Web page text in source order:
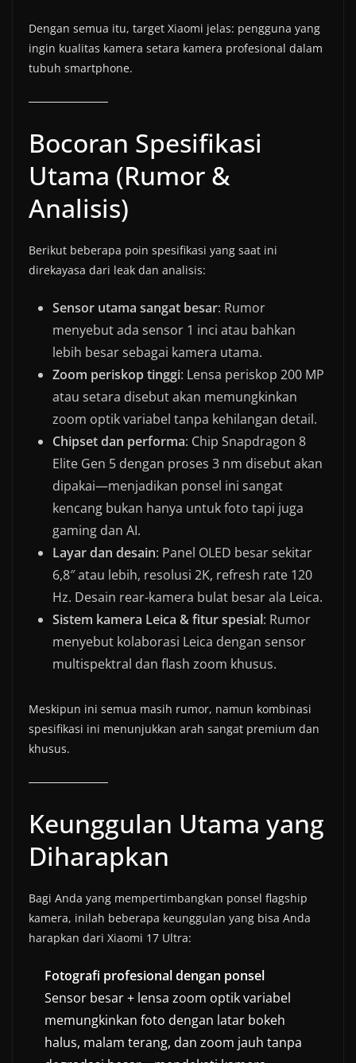
Dengan semua itu, target Xiaomi jelas: pengguna yang
ingin kualitas kamera setara kamera profesional dalam
tubuh smartphone.
Bocoran Spesifikasi
Utama (Rumor &
Analisis)
Berikut beberapa poin spesifikasi yang saat ini
direkayasa dari leak dan analisis:
Sensor utama sangat besar: Rumor
menyebut ada sensor 1 inci atau bahkan
lebih besar sebagai kamera utama.
Zoom periskop tinggi: Lensa periskop 200 MP
atau setara disebut akan memungkinkan
zoom optik variabel tanpa kehilangan detail.
Chipset dan performa: Chip Snapdragon 8
Elite Gen 5 dengan proses 3 nm disebut akan
dipakai—menjadikan ponsel ini sangat
kencang bukan hanya untuk foto tapi juga
gaming dan AI.
Layar dan desain: Panel OLED besar sekitar
6,8″ atau lebih, resolusi 2K, refresh rate 120
Hz. Desain rear-kamera bulat besar ala Leica.
Sistem kamera Leica & fitur spesial: Rumor
menyebut kolaborasi Leica dengan sensor
multispektral dan flash zoom khusus.
Meskipun ini semua masih rumor, namun kombinasi
spesifikasi ini menunjukkan arah sangat premium dan
khusus.
Keunggulan Utama yang
Diharapkan
Bagi Anda yang mempertimbangkan ponsel flagship
kamera, inilah beberapa keunggulan yang bisa Anda
harapkan dari Xiaomi 17 Ultra:
Fotografi profesional dengan ponsel
Sensor besar + lensa zoom optik variabel
memungkinkan foto dengan latar bokeh
halus, malam terang, dan zoom jauh tanpa